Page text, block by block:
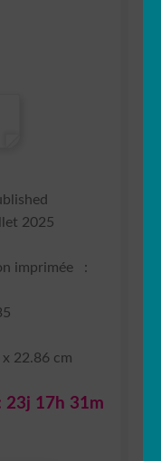
2025
Nombre de pages de l’édition imprimée ‏ : ‎
22.86 cm
23j 17h 31m